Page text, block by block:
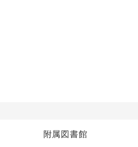
附属図書館